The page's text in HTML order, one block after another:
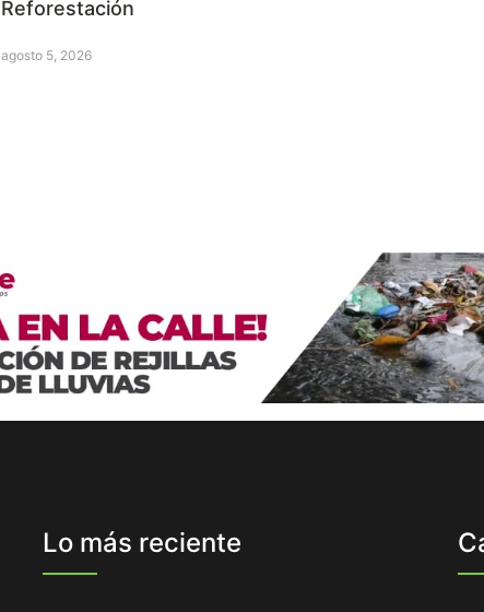
Reforestación
agosto 5, 2026
Lo más reciente